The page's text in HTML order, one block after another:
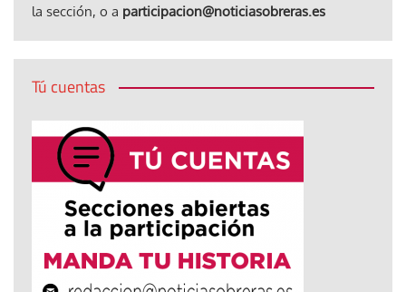
la sección, o a participacion@noticiasobreras.es
Tú cuentas